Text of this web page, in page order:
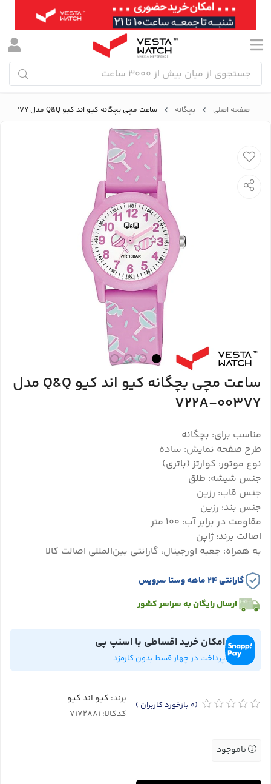
صفحه اصلی بچگانه ساعت مچی بچگانه کیو اند کیو Q&Q مدل V22A-003VY
ساعت مچی بچگانه کیو اند کیو Q&Q مدل
V22A-003VY
مناسب برای: بچگانه
طرح صفحه نمایش: ساده
نوع موتور: کوارتز (باتری)
جنس شیشه: طلق
جنس قاب: رزین
جنس بند: رزین
مقاومت در برابر آب: 100 متر
اصالت برند: ژاپن
به همراه: جعبه اورجینال، گارانتی بین‌المللی اصالت کالا
گارانتی ۲۴ ماهه وستا سرویس
ارسال رایگان به سراسر کشور
امکان خرید اقساطی با اسنپ پی
پرداخت در چهار قسط بدون کارمزد
(0 بازخورد کاربران ) برند: کیو اند کیو
کدکالا:
ناموجود